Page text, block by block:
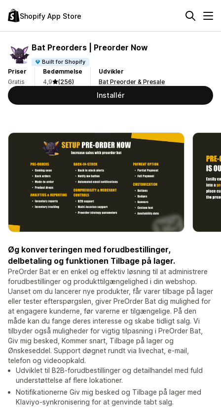
Shopify App Store
Bat Preorders | Preorder Now
Built for Shopify
Priser
Gratis
Bedømmelse
4,9
(256)
Udvikler
Bat Preorder & Presale
Installér
Øg konverteringen med forudbestillinger,
delbetaling og funktionen Tilbage på lager.
PreOrder Bat er en enkel og effektiv løsning til at administrere
forudbestillinger og produkttilgængelighed i din webshop.
Uanset om du lancerer nye produkter, får varer tilbage på lager
eller tester efterspørgslen, giver PreOrder Bat dig mulighed for
at engagere kunderne, før varerne er tilgængelige. På den
måde kan du fange deres interesse og skabe tidligt salg. Vi
tilbyder også muligheder for vigtig tilpasning i PreOrder Bat,
Giv mig besked, Kommer snart, Tilbage på lager og
Ønskeseddel. Support døgnet rundt via livechat, e-mail,
telefon og videoopkald.
Udviklet til B2B-forudbestillinger og detailhandel med fuld
understøttelse af flere lokationer.
Notifikationerne Giv mig besked og Tilbage på lager med
Klaviyo-synkronisering for at genvinde tabt salg.